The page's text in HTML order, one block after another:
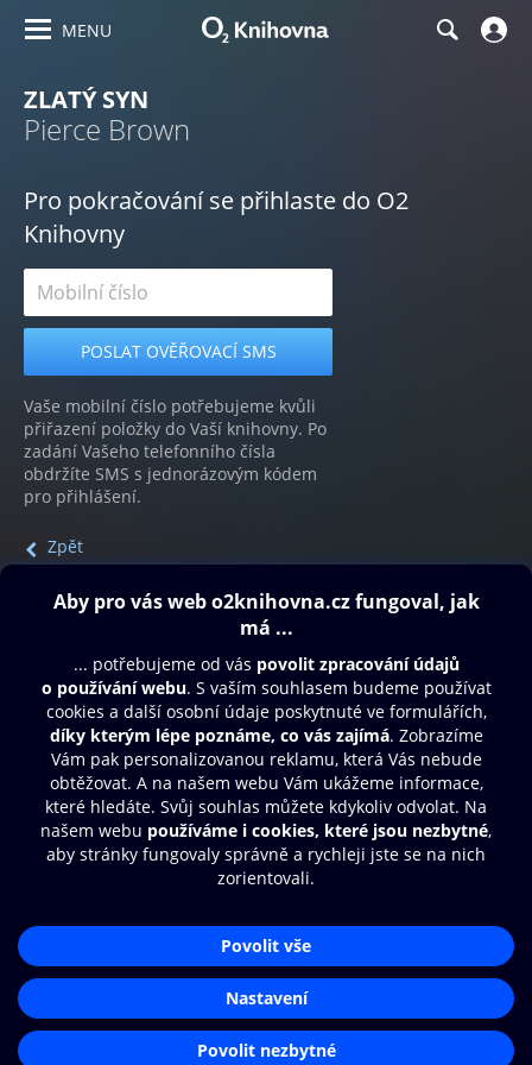
MENU
ZLATÝ SYN
Pierce Brown
Pro pokračování se přihlaste do O2
Knihovny
Vaše mobilní číslo potřebujeme kvůli
přiřazení položky do Vaší knihovny. Po
zadání Vašeho telefonního čísla
obdržíte SMS s jednorázovým kódem
pro přihlášení.
Zpět
Obsah ke stažení
Moje O2 Knihovna
Další zábava
© O2 Czech Republic a.s.
Přístupnost
Zásady zpracování osobních údajů
Nastavení cookies
Aplikace O2 Knihovna
Čti a poslouchej své e-knihy a
audioknihy rychleji a pohodlněji.